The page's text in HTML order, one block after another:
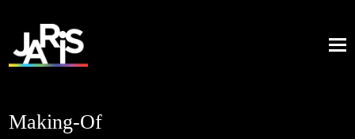
Making-Of